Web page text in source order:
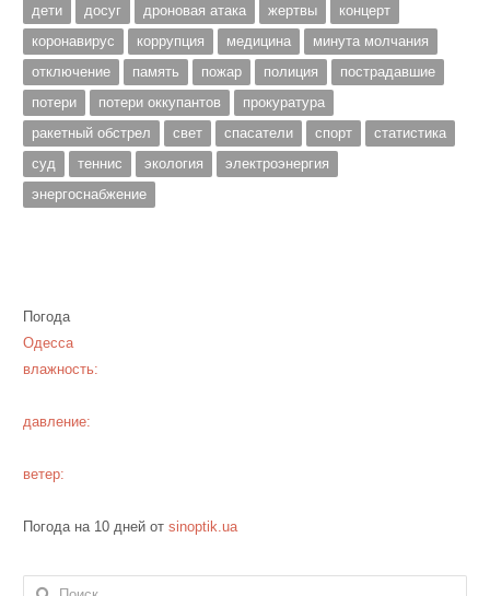
дети
досуг дроновая атака жертвы
концерт
коронавирус
коррупция медицина
минута молчания
отключение
память пожар полиция
пострадавшие
потери
потери оккупантов
прокуратура
ракетный обстрел
свет спасатели спорт
статистика
суд
теннис экология
электроэнергия
энергоснабжение
Погода
Одесса
влажность:
давление:
ветер:
Погода на 10 дней от sinoptik.ua
Найти: